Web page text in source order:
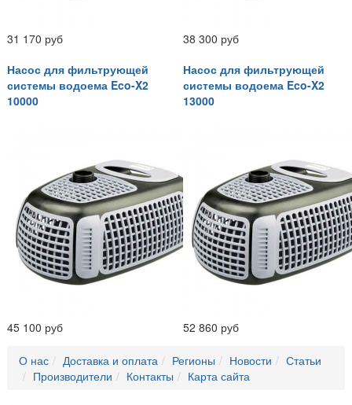
31 170 руб
38 300 руб
Насос для фильтрующей
системы водоема Eco-X2
10000
45 100 руб
Насос для фильтрующей
системы водоема Eco-X2
13000
52 860 руб
О нас Доставка и оплата Регионы Новости
Статьи
Производители
Контакты Карта сайта